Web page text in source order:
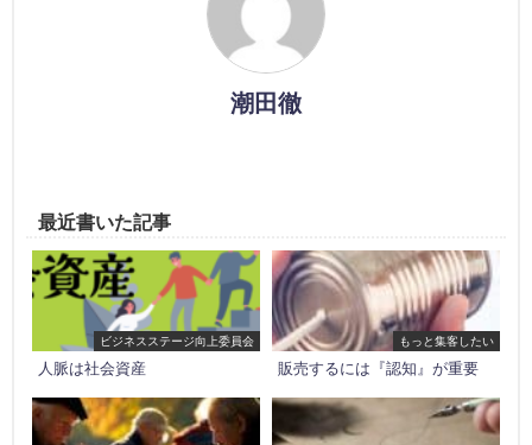
潮田徹
最近書いた記事
ビジネスステージ向上委員会
人脈は社会資産
もっと集客したい
販売するには『認知』が重要